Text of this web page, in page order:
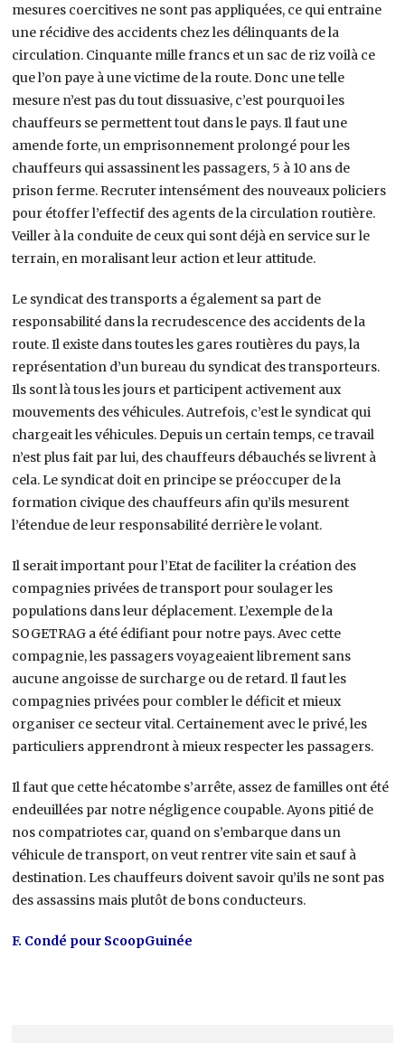
mesures coercitives ne sont pas appliquées, ce qui entraine
une récidive des accidents chez les délinquants de la
circulation. Cinquante mille francs et un sac de riz voilà ce
que l’on paye à une victime de la route. Donc une telle
mesure n’est pas du tout dissuasive, c’est pourquoi les
chauffeurs se permettent tout dans le pays. Il faut une
amende forte, un emprisonnement prolongé pour les
chauffeurs qui assassinent les passagers, 5 à 10 ans de
prison ferme. Recruter intensément des nouveaux policiers
pour étoffer l’effectif des agents de la circulation routière.
Veiller à la conduite de ceux qui sont déjà en service sur le
terrain, en moralisant leur action et leur attitude.
Le syndicat des transports a également sa part de
responsabilité dans la recrudescence des accidents de la
route. Il existe dans toutes les gares routières du pays, la
représentation d’un bureau du syndicat des transporteurs.
Ils sont là tous les jours et participent activement aux
mouvements des véhicules. Autrefois, c’est le syndicat qui
chargeait les véhicules. Depuis un certain temps, ce travail
n’est plus fait par lui, des chauffeurs débauchés se livrent à
cela. Le syndicat doit en principe se préoccuper de la
formation civique des chauffeurs afin qu’ils mesurent
l’étendue de leur responsabilité derrière le volant.
Il serait important pour l’Etat de faciliter la création des
compagnies privées de transport pour soulager les
populations dans leur déplacement. L’exemple de la
SOGETRAG a été édifiant pour notre pays. Avec cette
compagnie, les passagers voyageaient librement sans
aucune angoisse de surcharge ou de retard. Il faut les
compagnies privées pour combler le déficit et mieux
organiser ce secteur vital. Certainement avec le privé, les
particuliers apprendront à mieux respecter les passagers.
Il faut que cette hécatombe s’arrête, assez de familles ont été
endeuillées par notre négligence coupable. Ayons pitié de
nos compatriotes car, quand on s’embarque dans un
véhicule de transport, on veut rentrer vite sain et sauf à
destination. Les chauffeurs doivent savoir qu’ils ne sont pas
des assassins mais plutôt de bons conducteurs.
F. Condé pour ScoopGuinée